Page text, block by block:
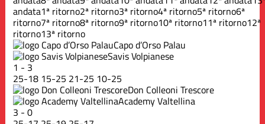
andata1ª ritorno2ª ritorno3ª ritorno4ª ritorno5ª ritorno6ª
ritorno7ª ritorno8ª ritorno9ª ritorno10ª ritorno11ª ritorno12ª
ritorno13ª ritorno
Capo d’Orso Palau
Savis Volpianese
1 - 3
25-18 15-25 21-25 10-25
Don Colleoni Trescore
Academy Valtellina
3 -0